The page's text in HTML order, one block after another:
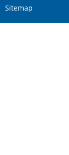
Sitemap